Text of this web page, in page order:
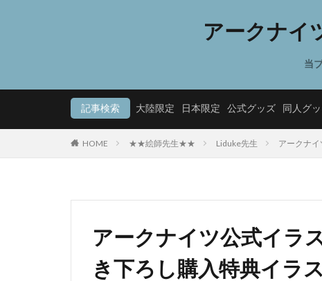
アークナイ
当
記事検索 大陸限定 日本限定 公式グッズ 同人グ
HOME ★★絵師先生★★ Liduke先生 アークナ
アークナイツ公式イラ
き下ろし購入特典イラ